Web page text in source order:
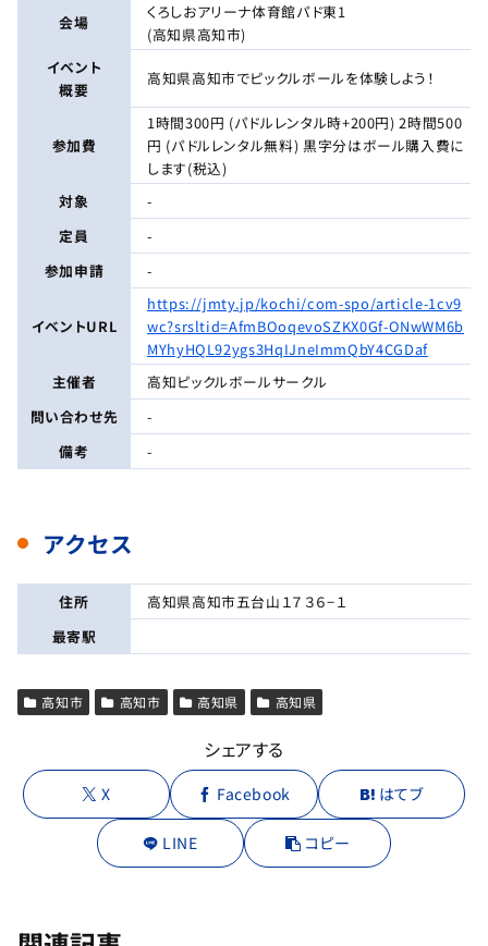
会場
くろしおアリーナ体育館パド東1
(高知県高知市)
イベント
概要
高知県高知市でピックルボールを体験しよう！
参加費
1時間300円 (パドルレンタル時+200円) 2時間500
円 (パドルレンタル無料) 黒字分はボール購入費に
します(税込)
対象
-
定員
-
参加申請
-
イベントURL
https://jmty.jp/kochi/com-spo/article-1cv9
wc?srsltid=AfmBOoqevoSZKX0Gf-ONwWM6b
MYhyHQL92ygs3HqIJneImmQbY4CGDaf
主催者
高知ピックルボールサークル
問い合わせ先
-
備考
-
アクセス
住所
高知県高知市五台山１７３６−１
最寄駅
高知市 高知市 高知県 高知県
シェアする
X Facebook はてブ
LINE コピー